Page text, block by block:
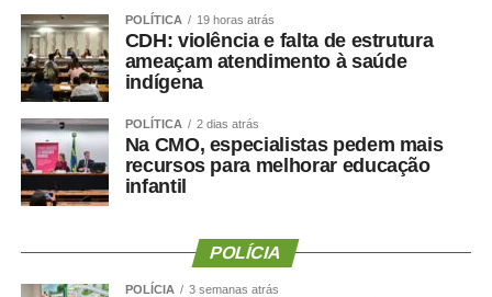
COMENTE ABAIXO:
WhatsApp
Facebook
Twitter
Messenger
LinkedIn
Share
POLÍTICA 19 horas atrás
CDH: violência e falta de estrutura
ameaçam atendimento à saúde
indígena
POLÍTICA 2 dias atrás
Na CMO, especialistas pedem mais
recursos para melhorar educação
infantil
POLÍCIA
POLÍCIA 3 semanas atrás